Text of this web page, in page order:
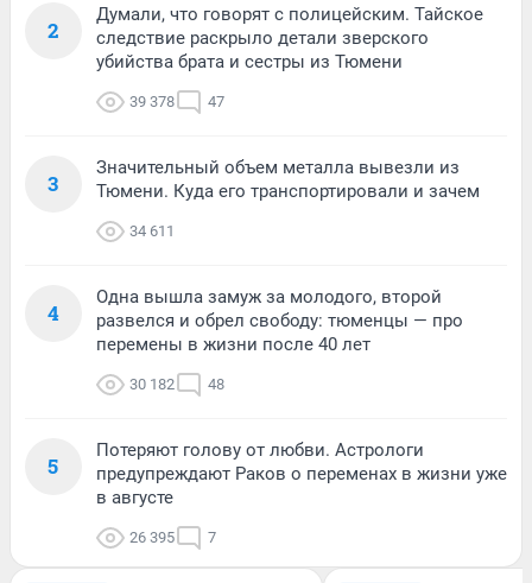
2
Думали, что говорят с полицейским. Тайское
следствие раскрыло детали зверского
убийства брата и сестры из Тюмени
39 378 47
3
Значительный объем металла вывезли из
Тюмени. Куда его транспортировали и зачем
34 611
4
Одна вышла замуж за молодого, второй
развелся и обрел свободу: тюменцы — про
перемены в жизни после 40 лет
30 182 48
5
Потеряют голову от любви. Астрологи
предупреждают Раков о переменах в жизни уже
в августе
26 395 7